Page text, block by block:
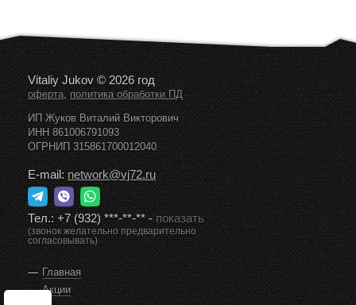
Vitaliy Jukov © 2026 год
оферта,политика обработки ПД
ИП Жуков Виталий Викторович
ИНН 861006791093
ОГРНИП 315861700012040
E-mail:network@vj72.ru
Тел.:+7 (932) ***-**-**-показать
(звонок желательно предварительно
согласовывать)
Главная
Акции